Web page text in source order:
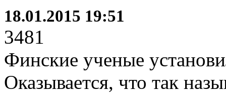
18.01.2015 19:51
3481
Финские ученые
Оказывается, что так